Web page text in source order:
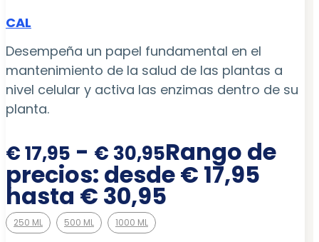
CAL
Desempeña un papel fundamental en el
mantenimiento de la salud de las plantas a
nivel celular y activa las enzimas dentro de su
planta.
€17,95 - € 30,95Rango de
precios: desde € 17,95
hasta € 30,95
250 ML 500 ML 1000 ML